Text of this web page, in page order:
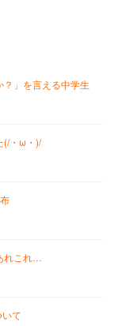
」を言える中学生
(/・ω・)/
れこれ…
て